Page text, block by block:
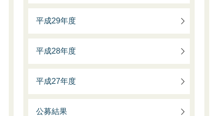
平成29年度
平成28年度
平成27年度
公募結果